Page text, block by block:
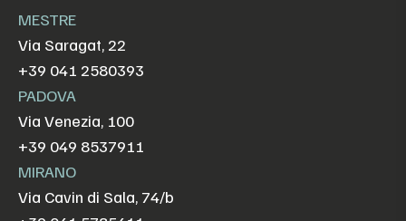
MESTRE
Via Saragat, 22
+39 041 2580393
PADOVA
Via Venezia, 100
+39 049 8537911
MIRANO
Via Cavin di Sala, 74/b